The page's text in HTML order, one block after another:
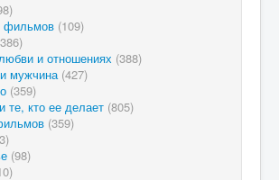
фильмов (109)
и отношениях (388)
мужчина (427)
(359)
те, кто ее делает (805)
(359)
(98)